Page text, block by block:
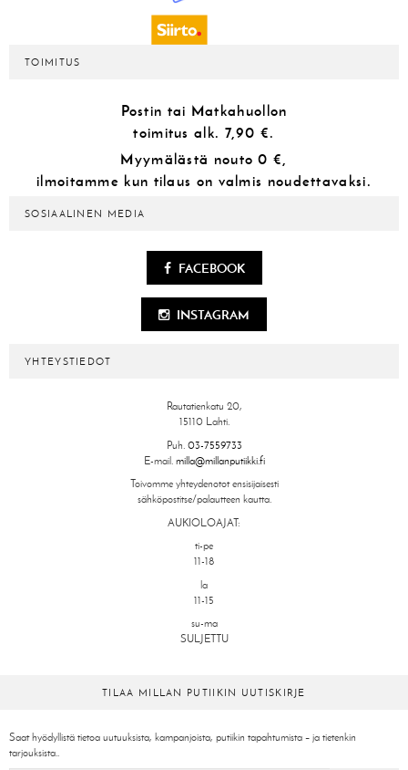
TOIMITUS
Postin tai Matkahuollon
toimitus alk. 7,90 €.
Myymälästä nouto 0 €,
ilmoitamme kun tilaus on valmis noudettavaksi.
SOSIAALINEN MEDIA
FACEBOOK
INSTAGRAM
YHTEYSTIEDOT
Rautatienkatu 20,
15110 Lahti.
Puh. 03-7559733
E-mail. milla@millanputiikki.fi
Toivomme yhteydenotot ensisijaisesti
sähköpostitse/palautteen kautta.
AUKIOLOAJAT:
ti-pe
11-18
la
11-15
su-ma
SULJETTU
TILAA MILLAN PUTIIKIN UUTISKIRJE
Saat hyödyllistä tietoa uutuuksista, kampanjoista, putiikin tapahtumista – ja tietenkin
tarjouksista..